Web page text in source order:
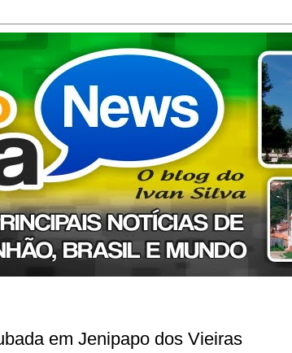
em Jenipapo dos Vieiras